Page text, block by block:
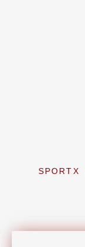
SPORTX